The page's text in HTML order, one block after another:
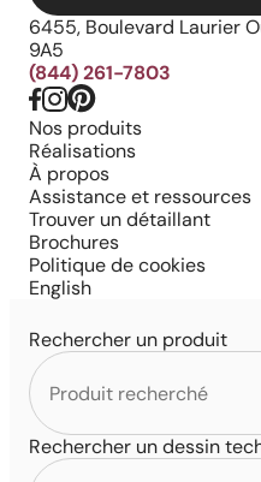
6455, Boulevard Laurier
9A5
(844) 261-7803
Nos produits
Réalisations
À propos
Assistance et ressources
Trouver un détaillant
Brochures
Politique de cookies
English
Rechercher un produit
Rechercher un dessin